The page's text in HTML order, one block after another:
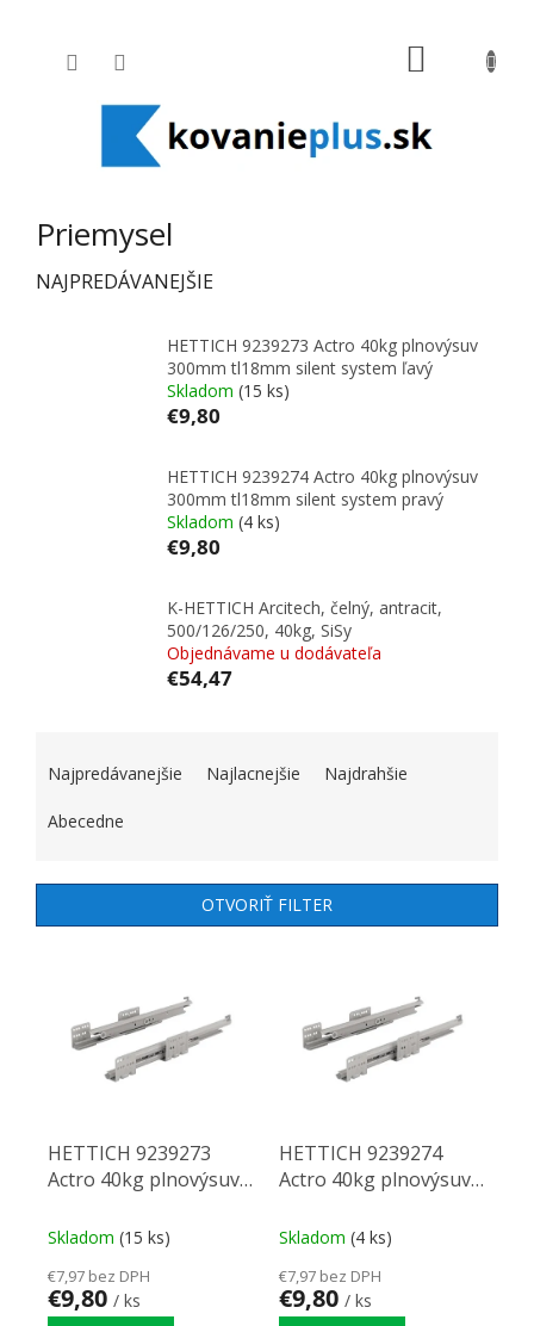
Priemysel
NAJPREDÁVANEJŠIE
HETTICH 9239273 Actro 40kg plnovýsuv
300mm tl18mm silent system ľavý
Skladom (15 ks)
€9,80
HETTICH 9239274 Actro 40kg plnovýsuv
300mm tl18mm silent system pravý
Skladom (4 ks)
€9,80
K-HETTICH Arcitech, čelný, antracit,
500/126/250, 40kg, SiSy
Objednávame u dodávateľa
€54,47
Najpredávanejšie Najlacnejšie Najdrahšie
Abecedne
OTVORIŤ FILTER
HETTICH 9239273
Actro 40kg plnovýsuv
system ľavý
Skladom (15 ks)
€7,97 bez DPH
€9,80 / ks
HETTICH 9239274
Actro 40kg plnovýsuv
system pravý
Skladom (4 ks)
€7,97 bez DPH
€9,80 / ks